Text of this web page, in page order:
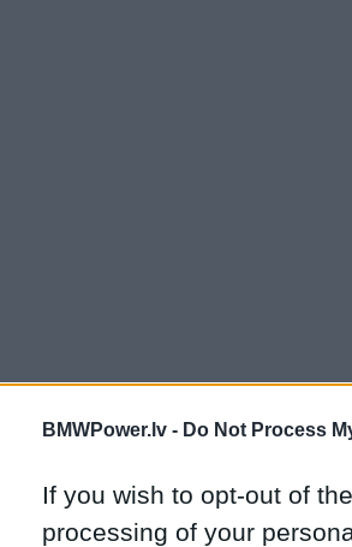
BMWPower.lv - Do Not Process
If you wish to opt-out of
processing of your